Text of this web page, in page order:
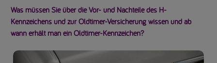
Was müssen Sie über die Vor- und Nachteile des H-
Kennzeichens und zur Oldtimer-Versicherung wissen und ab
wann erhält man ein Oldtimer-Kennzeichen?